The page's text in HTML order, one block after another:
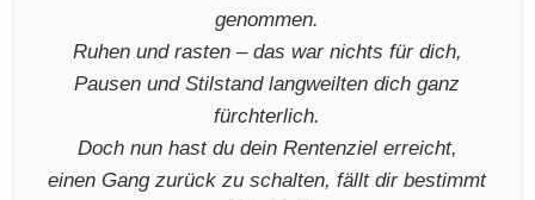
genommen.
Ruhen und rasten – das war nichts für dich,
Pausen und Stilstand langweilten dich ganz
fürchterlich.
Doch nun hast du dein Rentenziel erreicht,
einen Gang zurück zu schalten, fällt dir bestimmt